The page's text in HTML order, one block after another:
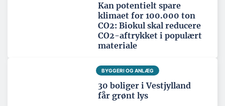
Kan potentielt spare
klimaet for 100.000 ton
CO2: Biokul skal reducere
CO2-aftrykket i populært
materiale
BYGGERI OG ANLÆG
30 boliger i Vestjylland
får grønt lys